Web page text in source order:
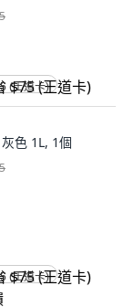
(王道卡)
色 1L, 1個
(王道卡)